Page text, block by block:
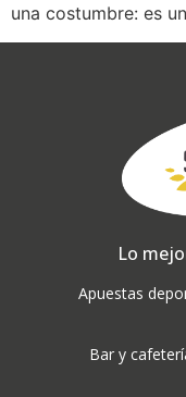
una costumbre: es
Lo
Apuestas
Bar y